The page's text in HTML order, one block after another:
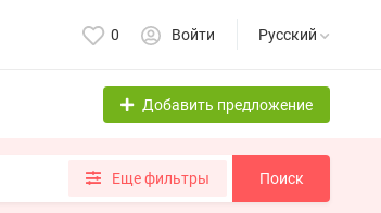
0 Войти Русский
Добавить предложение
Еще фильтры Поиск